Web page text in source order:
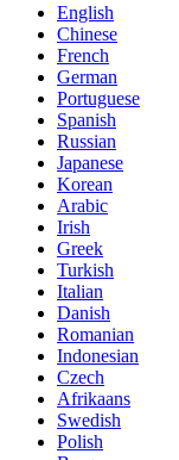
English
Chinese
French
German
Portuguese
Spanish
Russian
Japanese
Korean
Arabic
Irish
Greek
Turkish
Italian
Danish
Romanian
Indonesian
Czech
Afrikaans
Swedish
Polish